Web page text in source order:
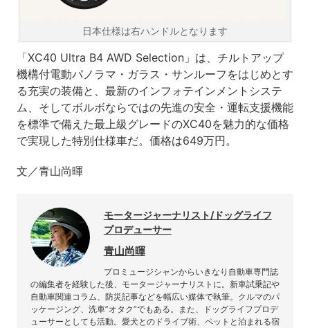
日本仕様は右ハンドルとなります
「XC40 Ultra B4 AWD Selection」は、チルトアップ
機構付電動パノラマ・ガラス・サンルーフをはじめとす
る充実の装備と、最新のインフォテインメントシステ
ム、そしてボルボならではの先進の安全・運転支援機能
を標準で備えた最上級グレードのXC40を魅力的な価格
で実現した特別仕様車だ。価格は649万円。
文／青山尚暉
モータージャーナリスト/ドッグライフ
プロデューサー
青山尚暉
プロミュージシャンからいきなり自動車専門誌
の編集者を経験した後、モータージャーナリストに。新車試乗記や
自動車関連コラム、防災記事などを幅広い媒体で執筆。クルマのパ
ッケージング、洗車”オタク”でもある。また、ドッグライフプロデ
ューサーとしても活動。愛犬とのドライブ術、ペットと泊まれる宿